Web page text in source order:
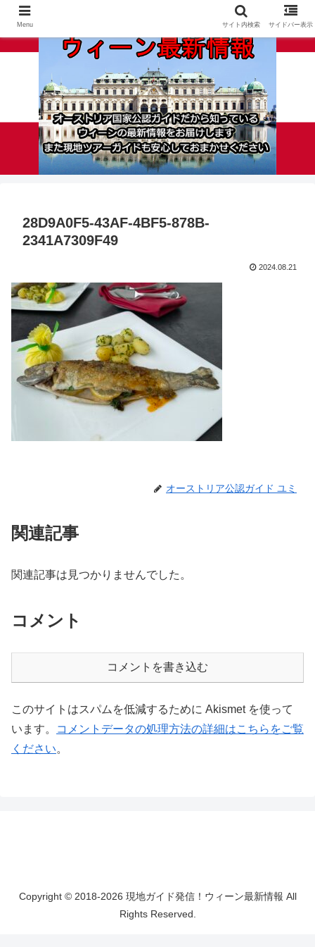
28D9A0F5-43AF-4BF5-878B-
2341A7309F49
2024.08.21
オーストリア公認ガイド ユミ
関連記事
関連記事は見つかりませんでした。
コメント
コメントを書き込む
このサイトはスパムを低減するために Akismet を使って
います。
コメントデータの処理方法の詳細はこちらをご覧
ください。
Copyright © 2018-2026 現地ガイド発信！ウィーン最新情報 All
Rights Reserved.
Menu サイト内検索 サイドバー表示